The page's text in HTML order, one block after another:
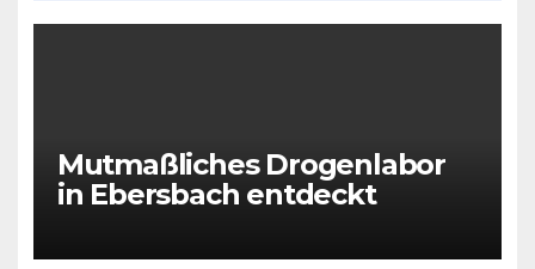
Mutmaßliches Drogenlabor
in Ebersbach entdeckt